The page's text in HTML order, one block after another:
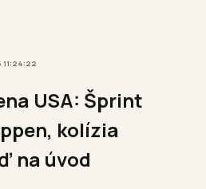
11:24:22
USA: Šprint
kolízia
na úvod